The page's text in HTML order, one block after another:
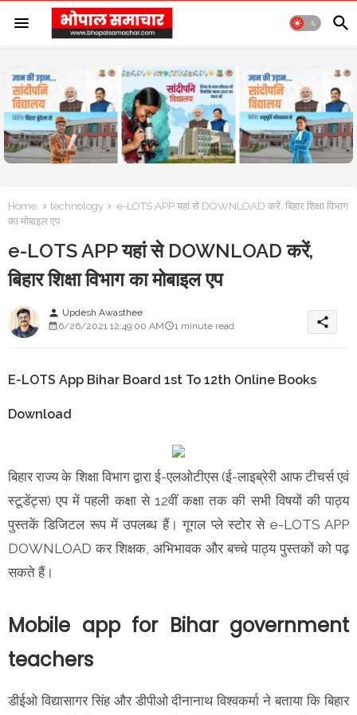
Home technology
e-LOTS APP यहां से DOWNLOAD करें, बिहार शिक्षा विभाग
का मोबाइल एप
e-LOTS APP यहां से DOWNLOAD करें,
बिहार शिक्षा विभाग का मोबाइल एप
person Updesh Awasthee
6/26/2021 12:49:00 AM
1 minute read share
E-LOTS App Bihar Board 1st To 12th Online Books
Download
बिहार राज्य के शिक्षा विभाग द्वारा ई-एलओटीएस (ई-लाइब्रेरी आफ टीचर्स एवं
स्टूडेंट्स) एप में पहली कक्षा से 12वीं कक्षा तक की सभी विषयों की पाठ्य
पुस्तकें डिजिटल रूप में उपलब्ध हैं। गूगल प्ले स्टोर से e-LOTS APP
DOWNLOAD कर शिक्षक, अभिभावक और बच्चे पाठ्य पुस्तकों को पढ़
सकते हैं।
Mobile app for Bihar government
teachers
डीईओ विद्यासागर सिंह और डीपीओ दीनानाथ विश्वकर्मा ने बताया कि बिहार